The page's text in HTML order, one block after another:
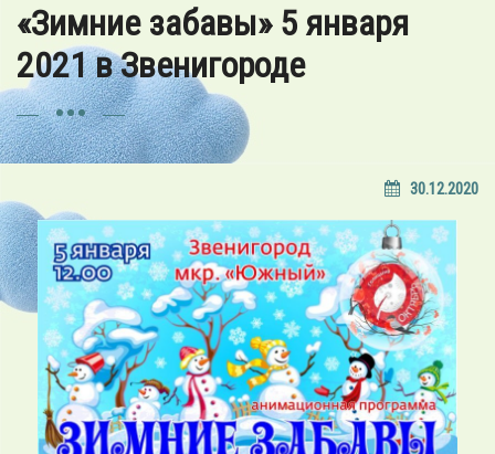
«Зимние забавы» 5 января
2021 в Звенигороде
30.12.2020